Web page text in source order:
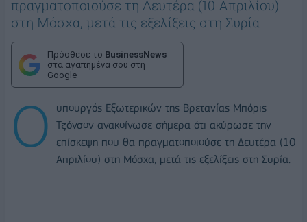
πραγματοποιούσε τη Δευτέρα (10 Απριλίου)
στη Μόσχα, μετά τις εξελίξεις στη Συρία
Πρόσθεσε το BusinessNews
στα αγαπημένα σου στη
Google
Ο
υπουργός Εξωτερικών της Βρετανίας Μπόρις
Τζόνσον ανακοίνωσε σήμερα ότι ακύρωσε την
επίσκεψη που θα πραγματοποιούσε τη Δευτέρα (10
Απριλίου) στη Μόσχα, μετά τις εξελίξεις στη Συρία.